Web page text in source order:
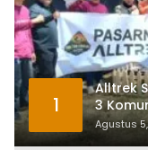
1
Alltrek
3
Agustus